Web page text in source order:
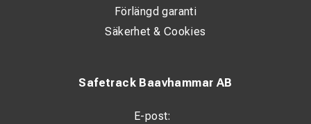
Safetrack Baavhammar AB
E-post:
Förlängd garanti
Säkerhet & Cookies